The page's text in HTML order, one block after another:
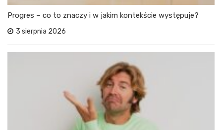
Progres – co to znaczy i w jakim kontekście występuje?
3 sierpnia 2026